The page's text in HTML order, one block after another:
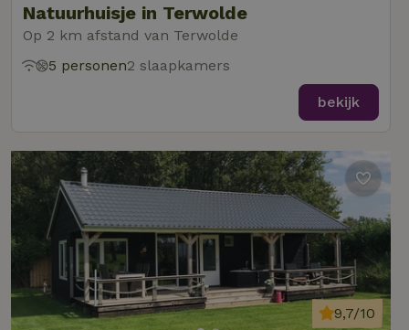
Natuurhuisje in Terwolde
Op 2 km afstand van Terwolde
5 personen2 slaapkamers
bekijk
9,7/10